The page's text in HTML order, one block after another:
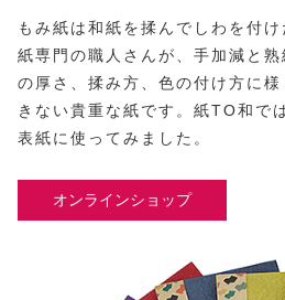
もみ紙は和紙を揉んでしわを付
紙専門の職人さんが、手加減と
の厚さ、揉み方、色の付け方に
きない貴重な紙です。紙TO和で
表紙に使ってみました。
オンラインショップ